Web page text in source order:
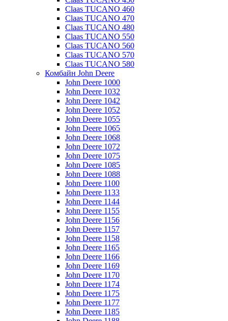
Claas TUCANO 460
Claas TUCANO 470
Claas TUCANO 480
Claas TUCANO 550
Claas TUCANO 560
Claas TUCANO 570
Claas TUCANO 580
Комбайн John Deere
John Deere 1000
John Deere 1032
John Deere 1042
John Deere 1052
John Deere 1055
John Deere 1065
John Deere 1068
John Deere 1072
John Deere 1075
John Deere 1085
John Deere 1088
John Deere 1100
John Deere 1133
John Deere 1144
John Deere 1155
John Deere 1156
John Deere 1157
John Deere 1158
John Deere 1165
John Deere 1166
John Deere 1169
John Deere 1170
John Deere 1174
John Deere 1175
John Deere 1177
John Deere 1185